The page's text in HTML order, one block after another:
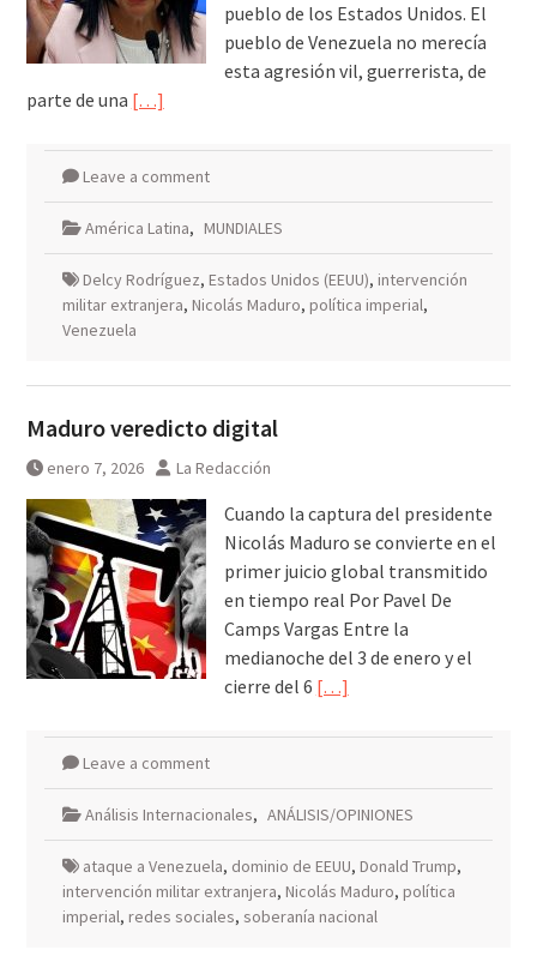
pueblo de los Estados Unidos. El
pueblo de Venezuela no merecía
esta agresión vil, guerrerista, de
parte de una […]
Leave a comment
América Latina, MUNDIALES
Delcy Rodríguez, Estados Unidos (EEUU), intervención
militar extranjera, Nicolás Maduro, política imperial,
Venezuela
Maduro veredicto digital
enero 7, 2026 La Redacción
Cuando la captura del presidente
Nicolás Maduro se convierte en el
primer juicio global transmitido
en tiempo real Por Pavel De
Camps Vargas Entre la
medianoche del 3 de enero y el
cierre del 6 […]
Leave a comment
Análisis Internacionales, ANÁLISIS/OPINIONES
ataque a Venezuela, dominio de EEUU, Donald Trump,
intervención militar extranjera, Nicolás Maduro, política
imperial, redes sociales, soberanía nacional